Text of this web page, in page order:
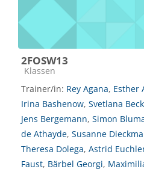
2FOSW13
Kursbereich
Klassen
Trainer/in: Rey Agana, Esther
Irina Bashenow, Svetlana
Jens Bergemann, Simon
de Athayde, Susanne
Theresa Dolega, Astrid
Faust, Bärbel Georgi,